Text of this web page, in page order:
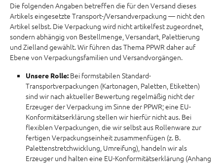
Die folgenden Angaben betreffen die für den Versand dieses
Artikels eingesetzte Transport-/Versandverpackung — nicht den
Artikel selbst. Die Verpackung wird nicht artikelfest zugeordnet,
sondern abhängig von Bestellmenge, Versandart, Palettierung
und Zielland gewählt. Wir führen das Thema PPWR daher auf
Ebene von Verpackungsfamilien und Versandvorgängen.
Unsere Rolle: Bei formstabilen Standard-
Transportverpackungen (Kartonagen, Paletten, Etiketten)
sind wir nach aktueller Bewertung regelmäßig nicht der
Erzeuger der Verpackung im Sinne der PPWR; eine EU-
Konformitätserklärung stellen wir hierfür nicht aus. Bei
flexiblen Verpackungen, die wir selbst aus Rollenware zur
fertigen Verpackungseinheit zusammenfügen (z. B.
Palettenstretchwicklung, Umreifung), handeln wir als
Erzeuger und halten eine EU-Konformitätserklärung (Anhang